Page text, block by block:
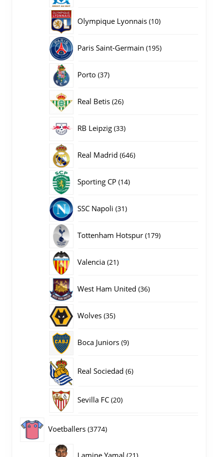
Olympique Lyonnais 1010
Paris Saint-Germain 195195
Porto 3737
Real Betis 2626
RB Leipzig 3333
Real Madrid 646646
Sporting CP 1414
SSC Napoli 3131
Tottenham Hotspur 179179
Valencia 2121
West Ham United 3636
Wolves 3535
Boca Juniors 99
Real Sociedad 66
Sevilla FC 2020
Voetballers 37743774
Lamine Yamal 2121